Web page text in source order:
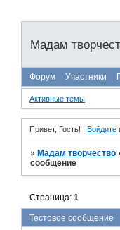
Мадам
Форум Участники
Активные темы
Привет, Гость! Войдите
» Мадам творчество
сообщение
Тестовое сообщение
Страница:1